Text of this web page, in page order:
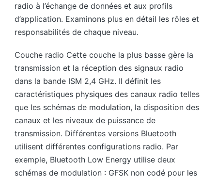
radio à l’échange de données et aux profils
d’application. Examinons plus en détail les rôles et
responsabilités de chaque niveau.
Couche radio Cette couche la plus basse gère la
transmission et la réception des signaux radio
dans la bande ISM 2,4 GHz. Il définit les
caractéristiques physiques des canaux radio telles
que les schémas de modulation, la disposition des
canaux et les niveaux de puissance de
transmission. Différentes versions Bluetooth
utilisent différentes configurations radio. Par
exemple, Bluetooth Low Energy utilise deux
schémas de modulation : GFSK non codé pour les